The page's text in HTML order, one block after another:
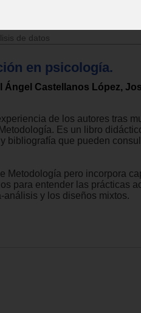
de datos
en psicología.
Ángel Castellanos López,
de los autores tras
Es un libro
bibliografía que pueden
Metodología pero incorpora
para entender las prácticas
análisis y los diseños mixtos.